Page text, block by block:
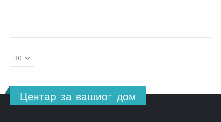
Центар за вашиот дом